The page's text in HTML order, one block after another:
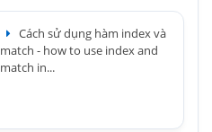
Cách sử dụng hàm index và
match - how to use index and
match in...